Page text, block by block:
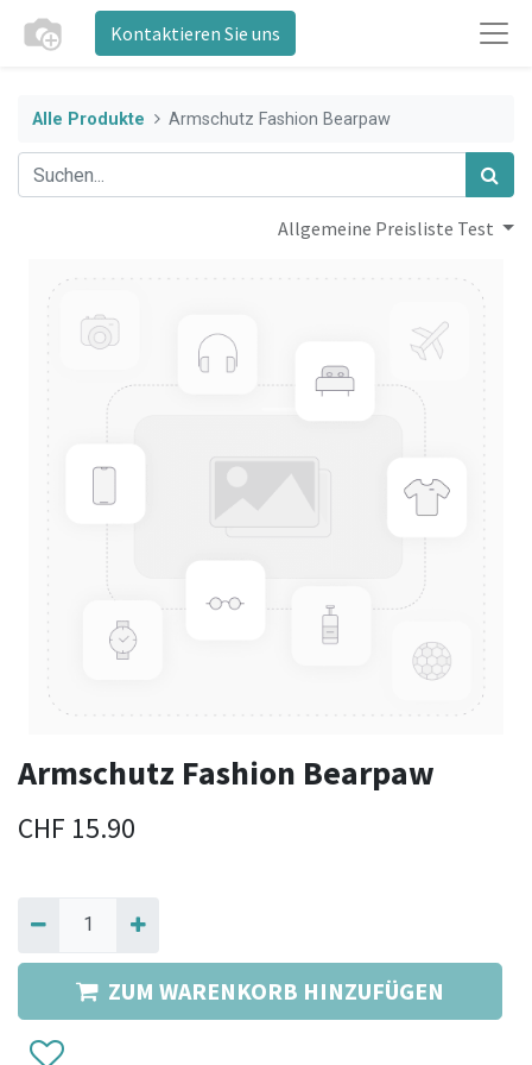
Kontaktieren Sie uns
Alle Produkte Armschutz Fashion Bearpaw
Allgemeine Preisliste Test
Armschutz Fashion Bearpaw
CHF 15.90
ZUM WARENKORB HINZUFÜGEN